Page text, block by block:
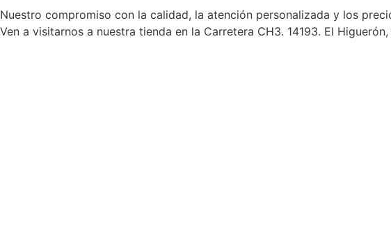
Nuestro compromiso con la calidad, la atención personalizada y los
Ven a visitarnos a nuestra tienda en la Carretera CH3. 14193. El